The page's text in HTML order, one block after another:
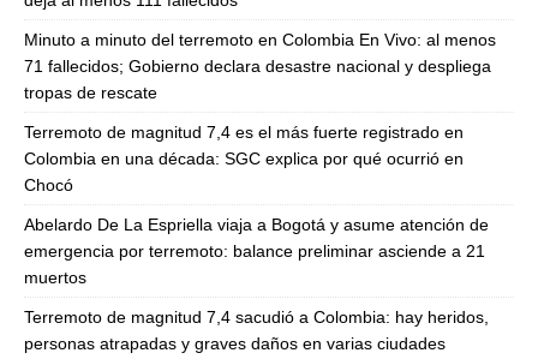
Minuto a minuto del terremoto en Colombia En Vivo: al menos
71 fallecidos; Gobierno declara desastre nacional y despliega
tropas de rescate
Terremoto de magnitud 7,4 es el más fuerte registrado en
Colombia en una década: SGC explica por qué ocurrió en
Chocó
Abelardo De La Espriella viaja a Bogotá y asume atención de
emergencia por terremoto: balance preliminar asciende a 21
muertos
Terremoto de magnitud 7,4 sacudió a Colombia: hay heridos,
personas atrapadas y graves daños en varias ciudades